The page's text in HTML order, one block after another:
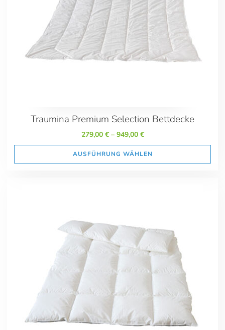
Traumina Premium Selection Bettdecke
279,00 €– 949,00 €
AUSFÜHRUNG WÄHLEN